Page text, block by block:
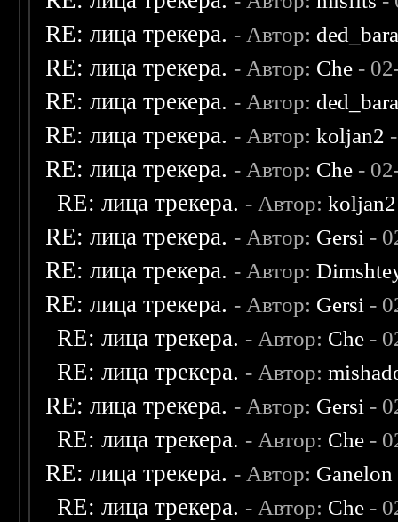
RE: лица трекера. - Автор:
RE: лица трекера. - Автор: Che -
RE: лица трекера. - Автор:
RE: лица трекера. - Автор:koljan2
RE: лица трекера. - Автор: Che -
RE: лица трекера. - Автор:koljan2
RE: лица трекера. - Автор: Gersi -
RE: лица трекера. - Автор:
RE: лица трекера. - Автор: Gersi -
RE: лица трекера. - Автор: Che -
RE: лица трекера. - Автор:
RE: лица трекера. - Автор: Gersi -
RE: лица трекера. - Автор: Che -
RE: лица трекера. - Автор: Ganelon
RE: лица трекера. - Автор: Che -